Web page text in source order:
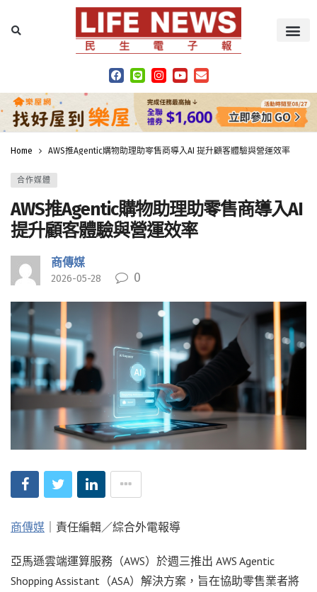
Home AWS推Agentic購物助理助零售商導入AI 提升顧客體驗與營運效率
合作媒體
AWS推Agentic購物助理助零售商導入AI
提升顧客體驗與營運效率
商傳媒
2026-05-28 0
商傳媒 ｜責任編輯／綜合外電報導
亞馬遜雲端運算服務（AWS）於週三推出 AWS Agentic
Shopping Assistant（ASA）解決方案，旨在協助零售業者將